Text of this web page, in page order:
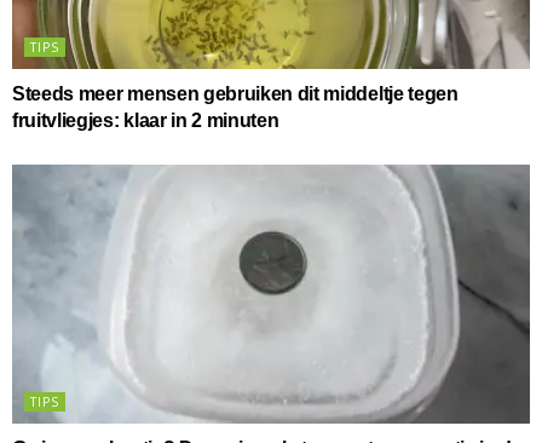
TIPS
Steeds meer mensen gebruiken dit middeltje tegen
fruitvliegjes: klaar in 2 minuten
TIPS